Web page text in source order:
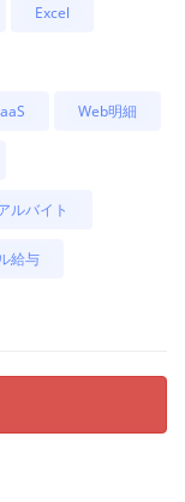
Excel
Web明細
ルバイト
給与